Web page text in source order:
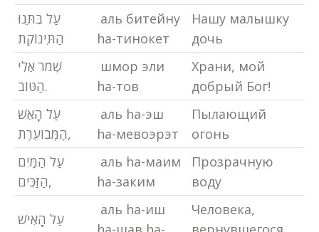
עַל בִּתֵּנוּ
הַתִּינוֹקֶת
аль битейну
hа-тинокет
Нашу малышку
дочь
שְׁמֹר אֵלִי
הַטּוֹב.
шмор эли
hа-тов
Храни, мой
добрый Бог!
עַל הָאֵשׁ
הַמְּבֹועֶרֶת,
аль hа-эш
hа-мевоэрэт
Пылающий
огонь
עַל הַמַּיִם
הַזַּכִּים,
аль hа-маим
hа-заким
Прозрачную
воду
עַל הָאִישׁ
аль hа-иш
Человека,